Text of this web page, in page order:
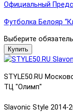
Официальный
Футболка Белояр
Выберите
Купить
STYLE50.RU
ТЦ "Олимп"
Slavonic Style 2014-